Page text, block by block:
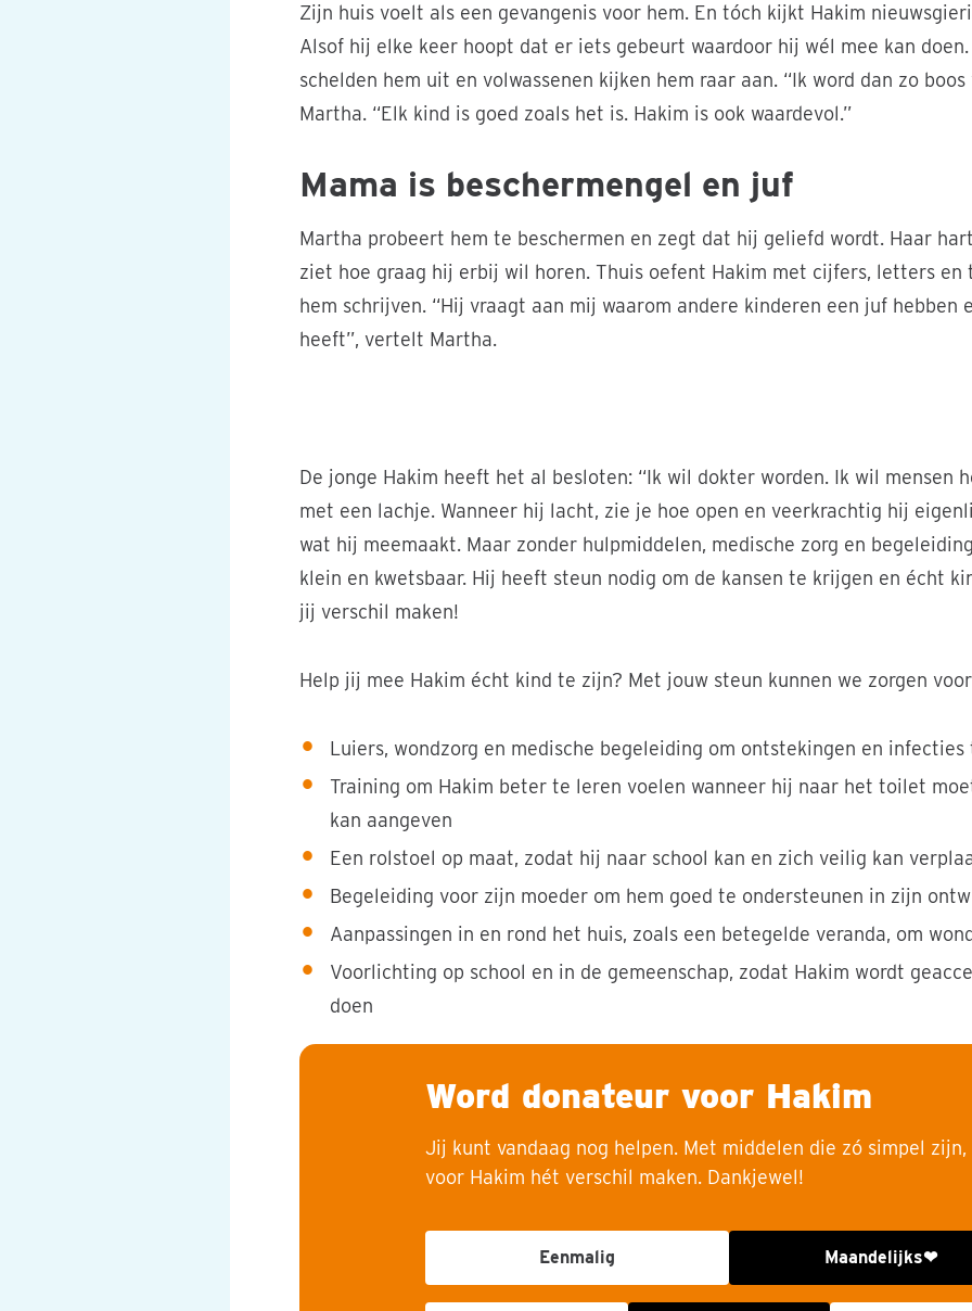
Zijn huis voelt als een gevangenis voor hem. En tóch kijkt Hakim
Alsof hij elke keer hoopt dat er iets gebeurt waardoor hij wél mee kan
schelden hem uit en volwassenen kijken hem raar aan. “Ik word dan zo
Martha. “Elk kind is goed zoals het is. Hakim is ook waardevol.”
Mama is beschermengel en juf
Martha probeert hem te beschermen en zegt dat hij geliefd wordt. Haar
ziet hoe graag hij erbij wil horen. Thuis oefent Hakim met cijfers, letters
hem schrijven. “Hij vraagt aan mij waarom andere kinderen een juf hebben
heeft”, vertelt Martha.
De jonge Hakim heeft het al besloten: “Ik wil dokter worden. Ik wil mensen
met een lachje. Wanneer hij lacht, zie je hoe open en veerkrachtig hij
wat hij meemaakt. Maar zonder hulpmiddelen, medische zorg en
klein en kwetsbaar. Hij heeft steun nodig om de kansen te krijgen en écht
jij verschil maken!
Help jij mee Hakim écht kind te zijn? Met jouw steun kunnen we zorgen
Luiers, wondzorg en medische begeleiding om ontstekingen en infecties
Training om Hakim beter te leren voelen wanneer hij naar het toilet
kan aangeven
Een rolstoel op maat, zodat hij naar school kan en zich veilig kan
Begeleiding voor zijn moeder om hem goed te ondersteunen in zijn
Aanpassingen in en rond het huis, zoals een betegelde veranda, om
Voorlichting op school en in de gemeenschap, zodat Hakim wordt
doen
Word donateur voor Hakim
Jij kunt vandaag nog helpen. Met middelen die zó simpel zijn,
voor Hakim hét verschil maken. Dankjewel!
r
Eenmalig Maandelijks❤